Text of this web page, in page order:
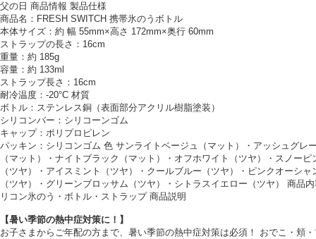
父の日 商品情報 製品仕様
商品名：FRESH SWITCH 携帯氷のうボトル
本体サイズ：約 幅 55mm×高さ 172mm×奥行 60mm
ストラップの長さ：16cm
重量：約 185g
容量：約 133ml
ストラップ長さ：16cm
耐冷温度：-20°C 材質
ボトル：ステンレス銅（表面部分アクリル樹脂塗装）
シリコンバー：シリコーンゴム
キャップ：ポリプロピレン
パッキン：シリコンゴム 色 サンライトベージュ（マット）・アッシュグレ
（マット）・ナイトブラック（マット）・オフホワイト（ツヤ）・スノーピ
（ツヤ）・アイスミント（ツヤ）・クールブルー（ツヤ）・ピンクオーシャ
（ツヤ）・グリーンブロッサム（ツヤ）・シトラスイエロー（ツヤ） 商品
リコン氷のう・ボトル・ストラップ 商品説明
【暑い季節の熱中症対策に！】
お子さまからご年配の方まで、暑い季節の熱中症対策は必須！ おでこ・頬